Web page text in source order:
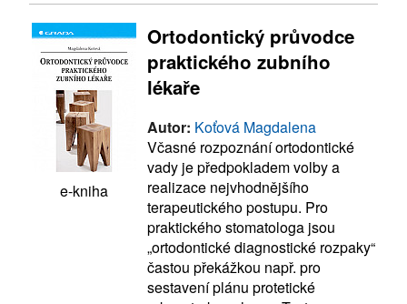
e-kniha
Ortodontický průvodce
praktického zubního
lékaře
Autor: Koťová Magdalena
Včasné rozpoznání ortodontické
vady je předpokladem volby a
realizace nejvhodnějšího
terapeutického postupu. Pro
praktického stomatologa jsou
„ortodontické diagnostické rozpaky“
častou překážkou např. pro
sestavení plánu protetické